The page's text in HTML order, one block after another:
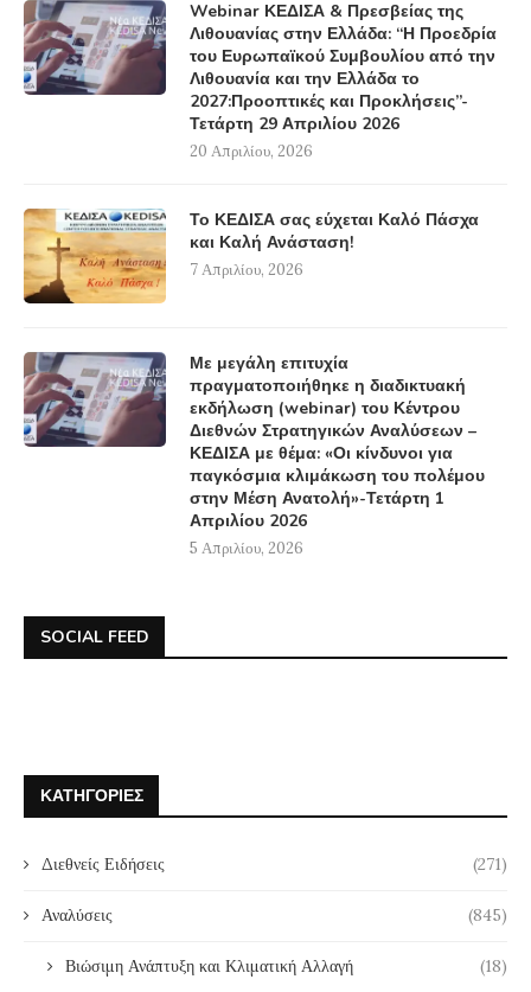
Webinar ΚΕΔΙΣΑ & Πρεσβείας της
Λιθουανίας στην Ελλάδα: “Η Προεδρία
του Ευρωπαϊκού Συμβουλίου από την
Λιθουανία και την Ελλάδα το
2027:Προοπτικές και Προκλήσεις”-
Τετάρτη 29 Απριλίου 2026
20 Απριλίου, 2026
Το ΚΕΔΙΣΑ σας εύχεται Καλό Πάσχα
και Καλή Ανάσταση!
7 Απριλίου, 2026
Με μεγάλη επιτυχία
πραγματοποιήθηκε η διαδικτυακή
εκδήλωση (webinar) του Κέντρου
Διεθνών Στρατηγικών Αναλύσεων –
ΚΕΔΙΣΑ με θέμα: «Οι κίνδυνοι για
παγκόσμια κλιμάκωση του πολέμου
στην Μέση Ανατολή»-Τετάρτη 1
Απριλίου 2026
5 Απριλίου, 2026
SOCIAL FEED
ΚΑΤΗΓΟΡΊΕΣ
Διεθνείς Ειδήσεις (271)
Αναλύσεις (845)
Βιώσιμη Ανάπτυξη και Κλιματική Αλλαγή (18)